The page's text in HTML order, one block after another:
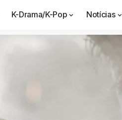
K-Drama/K-Pop Notícias